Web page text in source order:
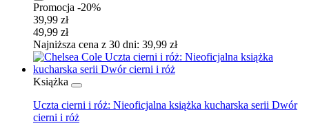
Promocja -20%
39,99 zł
49,99 zł
Najniższa cena z 30 dni: 39,99 zł
Książka
Uczta cierni i róż: Nieoficjalna książka kucharska serii Dwór
cierni i róż